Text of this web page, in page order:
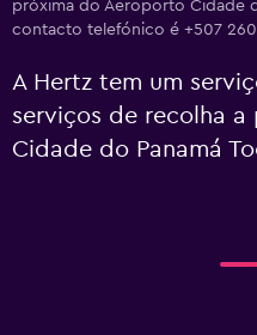
próxima do Aeroporto Cidade
contacto telefónico é +507
A Hertz tem um
serviços de recolha
Cidade do Panamá